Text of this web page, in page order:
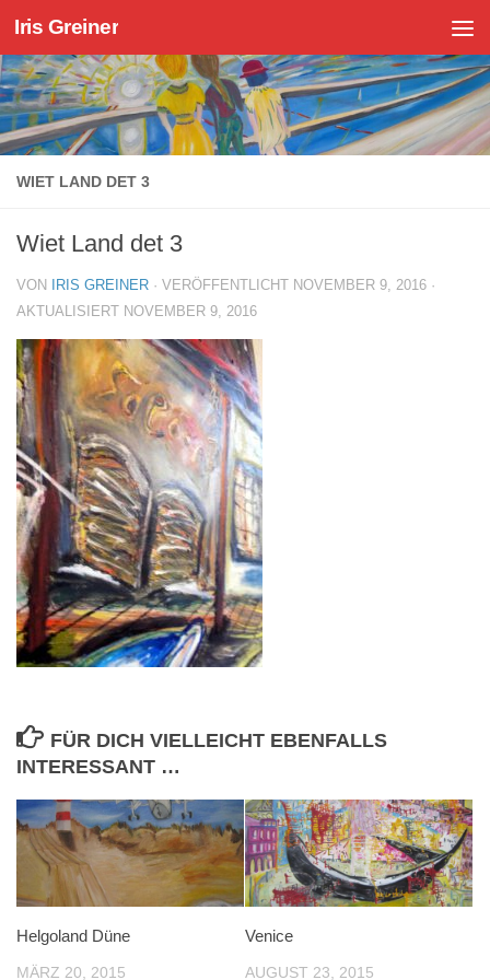
Zum Inhalt springen
Iris Greiner
WIET LAND DET 3
Wiet Land det 3
VON IRIS GREINER · VERÖFFENTLICHT NOVEMBER 9, 2016 ·
AKTUALISIERT NOVEMBER 9, 2016
FÜR DICH VIELLEICHT EBENFALLS
INTERESSANT …
Helgoland Düne
MÄRZ 20, 2015
Venice
AUGUST 23, 2015